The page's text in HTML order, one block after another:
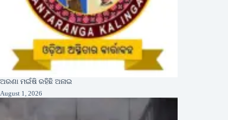
ଅରଣା ମଇଁଷି ରହିଛି ଅନାଇ
August 1, 2026